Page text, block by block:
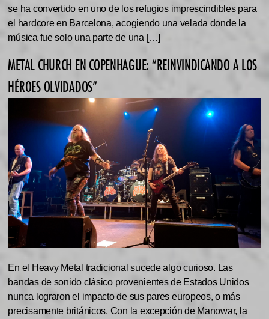
se ha convertido en uno de los refugios imprescindibles para
el hardcore en Barcelona, acogiendo una velada donde la
música fue solo una parte de una […]
METAL CHURCH EN COPENHAGUE: “REINVINDICANDO A LOS
HÉROES OLVIDADOS”
En el Heavy Metal tradicional sucede algo curioso. Las
bandas de sonido clásico provenientes de Estados Unidos
nunca lograron el impacto de sus pares europeos, o más
precisamente británicos. Con la excepción de Manowar, la